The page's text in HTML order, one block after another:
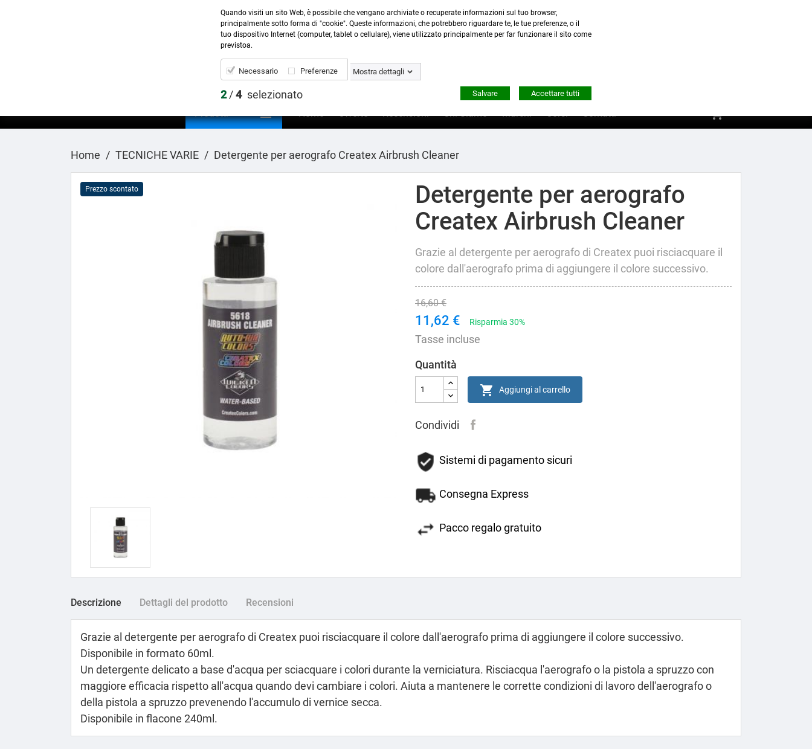
Contattaci:0423 22765- 345 8167305 -info@ardecora.it
Prodotti  Home Offerte Recensioni Chi Siamo Marchi Corsi Contatti shopping_cart
Home TECNICHE VARIE Detergente per aerografo Createx Airbrush Cleaner
Prezzo scontato
Detergente per aerografo
Createx Airbrush Cleaner
Grazie al detergente per aerografo di Createx puoi risciacquare il
colore dall'aerografo prima di aggiungere il colore successivo.
16,60 €
11,62 € Risparmia 30%
Tasse incluse
Quantità
 Aggiungi al carrello
Condividi
Sistemi di pagamento sicuri
Consegna Express
Pacco regalo gratuito
Descrizione Dettagli del prodotto Recensioni
Grazie al detergente per aerografo di Createx puoi risciacquare il colore dall'aerografo prima di aggiungere il colore successivo.
Disponibile in formato 60ml.
Un detergente delicato a base d'acqua per sciacquare i colori durante la verniciatura. Risciacqua l'aerografo o la pistola a spruzzo con
maggiore efficacia rispetto all'acqua quando devi cambiare i colori. Aiuta a mantenere le corrette condizioni di lavoro dell'aerografo o
della pistola a spruzzo prevenendo l'accumulo di vernice secca.
Disponibile in flacone 240ml.
Quando visiti un sito Web, è possibile che vengano archiviate o recuperate informazioni sul tuo browser,
principalmente sotto forma di "cookie". Queste informazioni, che potrebbero riguardare te, le tue preferenze, o il
tuo dispositivo Internet (computer, tablet o cellulare), viene utilizzato principalmente per far funzionare il sito come
previstoa.
Necessario Preferenze Mostra dettagli
2/4 selezionato Accettare tutti
Salvare